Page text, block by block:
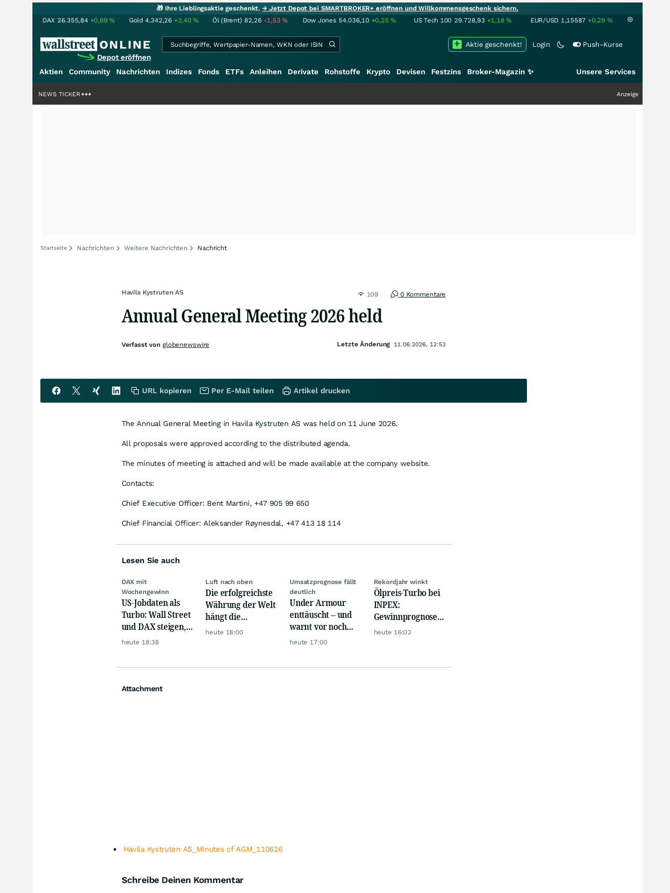
🎁 Ihre Lieblingsaktie geschenkt.→ Jetzt Depot bei SMARTBROKER+ eröffnen und Willkommensgeschenk sichern.
DAX 26.355,84 +0,69% Gold 4.342,26 +2,40% Öl (Brent) 82,26 -1,53% Dow Jones 54.036,10 +0,25% US Tech 100 29.728,93 +1,18% EUR/USD 1,15587 +0,29 %
Depot eröffnen
Login Push-Kurse
Aktie geschenkt!
Aktien Community Nachrichten Indizes Fonds ETFs Anleihen Derivate Rohstoffe Krypto Devisen Festzins Broker-Magazin ✨ Unsere Services
+++ Anzeige
NEWS TICKER
Startseite Nachrichten Weitere Nachrichten Nachricht
Havila Kystruten AS 109 0 Kommentare
Annual General Meeting 2026 held
The Annual General Meeting in Havila Kystruten AS was held on 11 June 2026.
All proposals were approved according to the distributed agenda.
The minutes of meeting is attached and will be made available at the company website.
Contacts:
Chief Executive Officer: Bent Martini, +47 905 99 650
Chief Financial Officer: Aleksander Røynesdal, +47 413 18 114
Lesen Sie auch
DAX mit
Wochengewinn
US-Jobdaten als
Turbo: Wall Street
und DAX steigen,
Gold glänzt
heute 18:38
Luft nach oben
Die erfolgreichste
Währung der Welt
hängt die
Konkurrenz ab
heute 18:00
Umsatzprognose fällt
deutlich
Under Armour
enttäuscht – und
warnt vor noch
schwächeren
heute 17:00
Rekordjahr winkt
Ölpreis-Turbo bei
INPEX:
Gewinnprognose
schießt auf
heute 16:03
Attachment
Havila Kystruten AS_Minutes of AGM_110626
Schreibe Deinen Kommentar
Verfasst von globenewswire Letzte Änderung 11.06.2026, 12:53
URL kopieren Per E-Mail teilen Artikel drucken